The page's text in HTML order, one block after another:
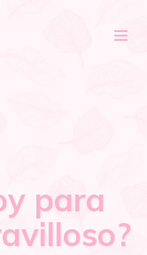
para